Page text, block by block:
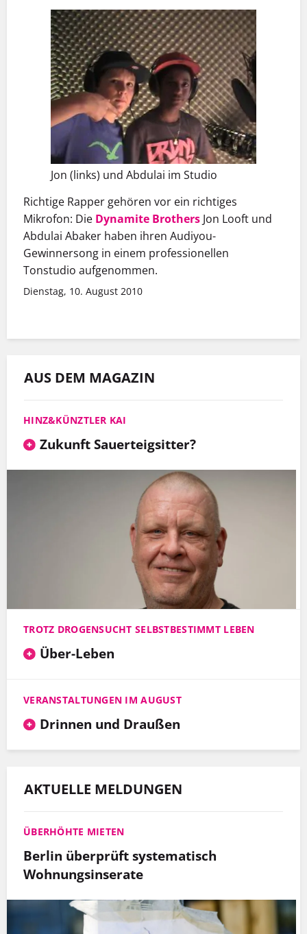
Jon (links) und Abdulai im Studio
Richtige Rapper gehören vor ein richtiges
Mikrofon: Die Dynamite Brothers Jon Looft und
Abdulai Abaker haben ihren Audiyou-
Gewinnersong in einem professionellen
Tonstudio aufgenommen.
Dienstag, 10. August 2010
AUS DEM MAGAZIN
HINZ&KÜNZTLER KAI
Zukunft Sauerteigsitter?
TROTZ DROGENSUCHT SELBSTBESTIMMT LEBEN
Über-Leben
VERANSTALTUNGEN IM AUGUST
Drinnen und Draußen
AKTUELLE MELDUNGEN
ÜBERHÖHTE MIETEN
Berlin überprüft systematisch
Wohnungsinserate